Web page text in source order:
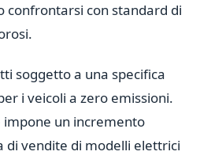
confrontarsi con standard di
soggetto a una specifica
i veicoli a zero emissioni.
un incremento
di vendite di modelli elettrici